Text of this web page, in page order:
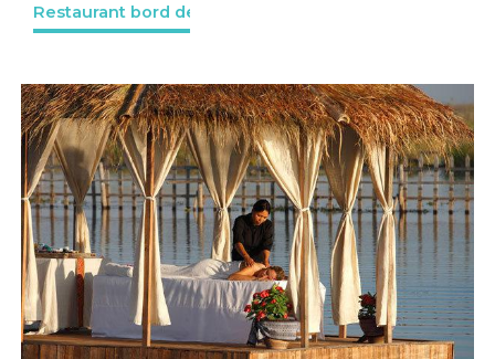
Restaurant bord de l'eau